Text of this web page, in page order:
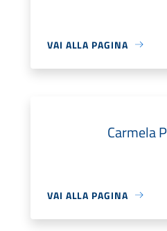
VAI ALLA PAGINA
Carmela
VAI ALLA PAGINA